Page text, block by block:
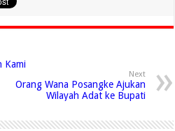
Kami
Next
Orang Wana Posangke Ajukan
Wilayah Adat ke Bupati